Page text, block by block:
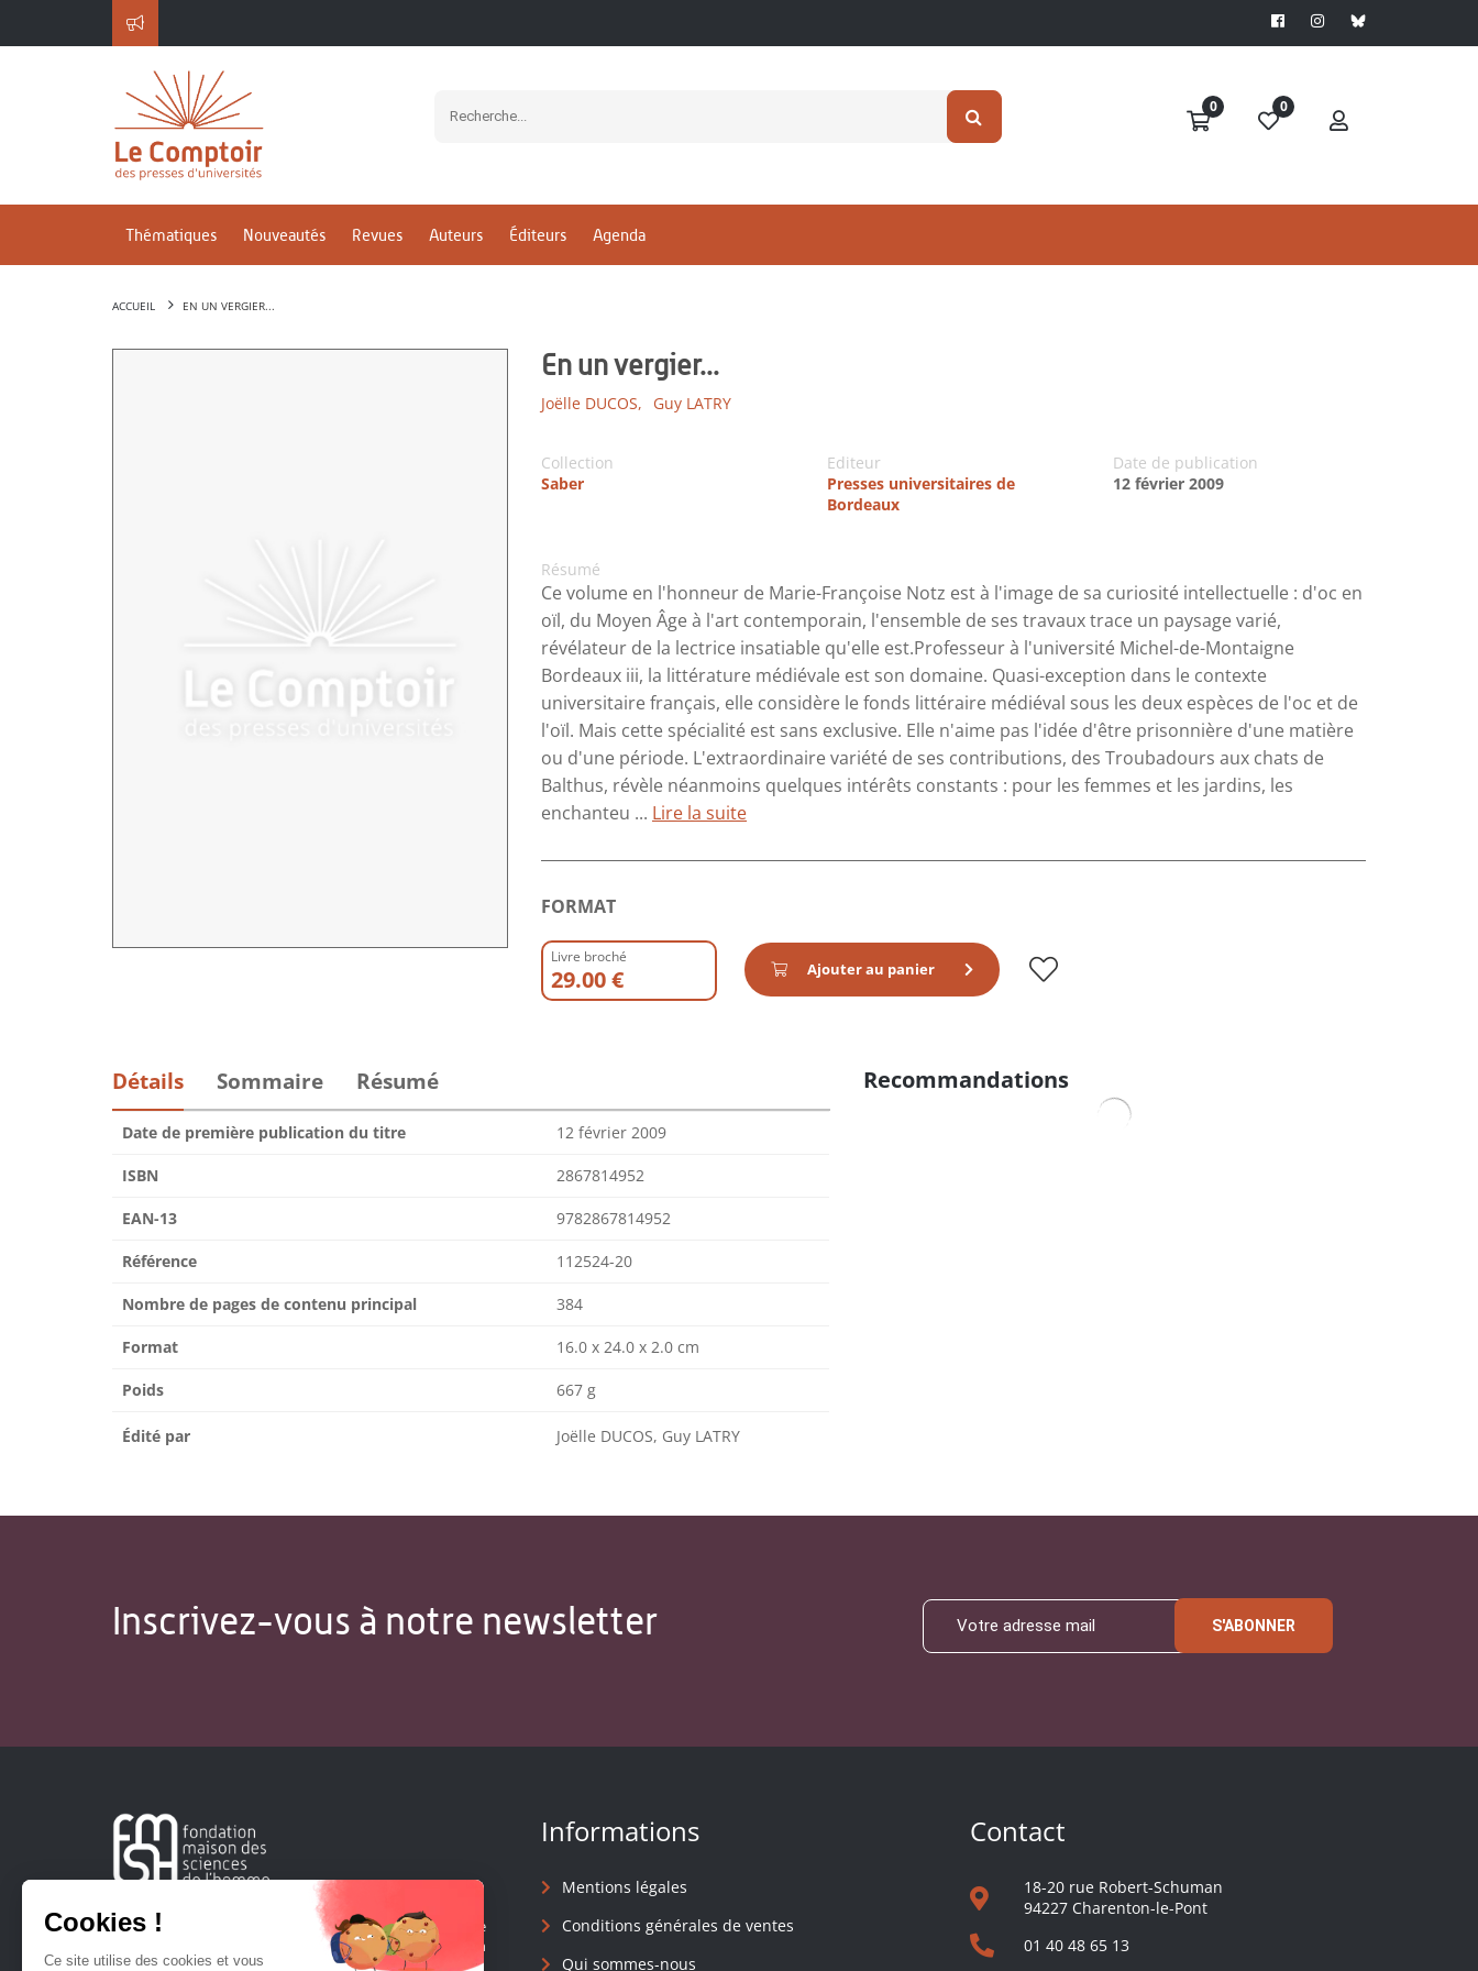
0 0
Thématiques Nouveautés Revues Auteurs Éditeurs Agenda
ACCUEIL EN UN VERGIER...
En un vergier...
Joëlle DUCOS, Guy LATRY
Collection
Saber
Editeur
Presses universitaires de
Bordeaux
Date de publication
12 février 2009
Résumé
Ce volume en l'honneur de Marie-Françoise Notz est à l'image de sa curiosité intellectuelle : d'oc en
oïl, du Moyen Âge à l'art contemporain, l'ensemble de ses travaux trace un paysage varié,
révélateur de la lectrice insatiable qu'elle est.Professeur à l'université Michel-de-Montaigne
Bordeaux iii, la littérature médiévale est son domaine. Quasi-exception dans le contexte
universitaire français, elle considère le fonds littéraire médiéval sous les deux espèces de l'oc et de
l'oïl. Mais cette spécialité est sans exclusive. Elle n'aime pas l'idée d'être prisonnière d'une matière
ou d'une période. L'extraordinaire variété de ses contributions, des Troubadours aux chats de
Balthus, révèle néanmoins quelques intérêts constants : pour les femmes et les jardins, les
enchanteu ... Lire la suite
FORMAT
Livre broché
29.00 € Ajouter au panier
Détails Sommaire Résumé
Date de première publication du titre 12 février 2009
ISBN 2867814952
EAN-13 9782867814952
Référence 112524-20
Nombre de pages de contenu principal 384
Format 16.0 x 24.0 x 2.0 cm
Poids 667 g
Édité par Joëlle DUCOS, Guy LATRY
Recommandations
Inscrivez-vous à notre newsletter S'ABONNER
Créée en 1963, la Fondation Maison Sciences de l'Homme
soutient la recherche et la diffusion des connaissances en
sciences humaines et sociales.
Informations
Mentions légales
Conditions générales de ventes
Qui sommes-nous
Contact
18-20 rue Robert-Schuman
94227 Charenton-le-Pont
01 40 48 65 13